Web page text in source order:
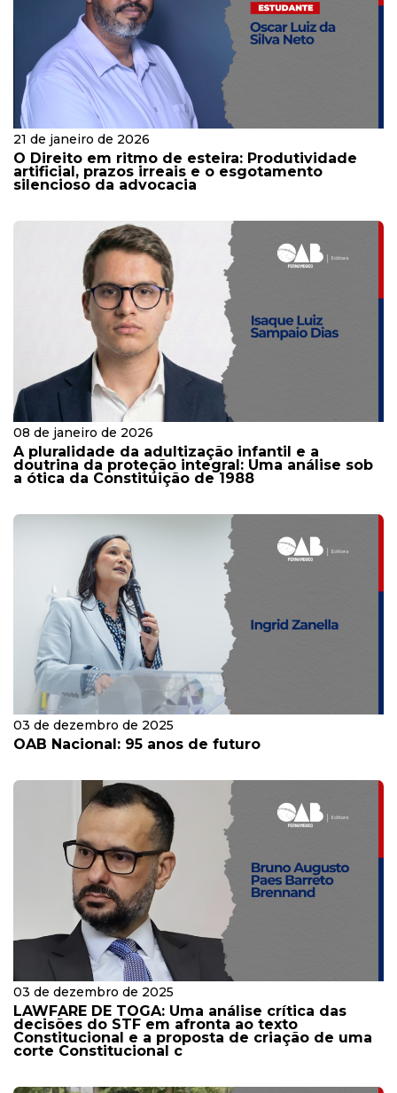
21 de janeiro de 2026
O Direito em ritmo de esteira: Produtividade
artificial, prazos irreais e o esgotamento
silencioso da advocacia
08 de janeiro de 2026
A pluralidade da adultização infantil e a
doutrina da proteção integral: Uma análise sob
a ótica da Constituição de 1988
03 de dezembro de 2025
OAB Nacional: 95 anos de futuro
03 de dezembro de 2025
LAWFARE DE TOGA: Uma análise crítica das
decisões do STF em afronta ao texto
Constitucional e a proposta de criação de uma
corte Constitucional c